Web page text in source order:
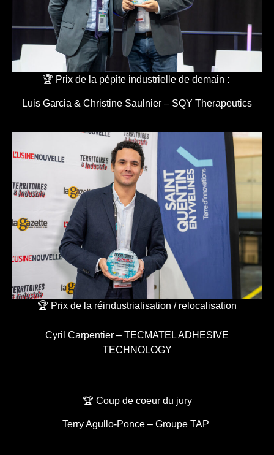
🏆 Prix de la pépite industrielle de demain :
Luis Garcia & Christine Saulnier – SQY Therapeutics
🏆 Prix de la réindustrialisation / relocalisation
Cyril Carpentier – TECMATEL ADHESIVE
TECHNOLOGY
🏆 Coup de coeur du jury
Terry Agullo-Ponce – Groupe TAP